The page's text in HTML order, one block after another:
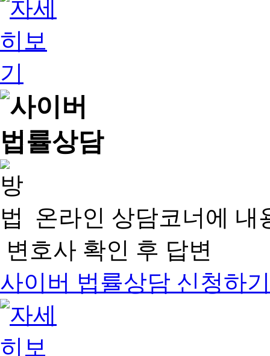
온라인 상담코너에 내
변호사 확인 후 답변
사이버 법률상담 신청하기